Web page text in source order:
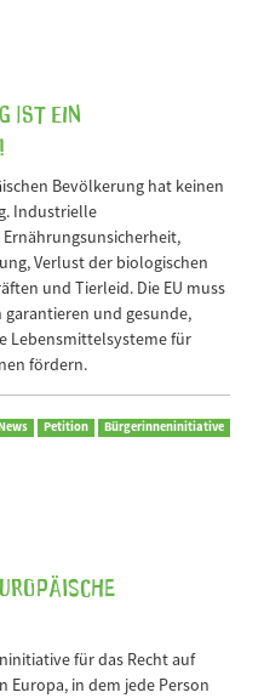
ist ein
Bevölkerung hat keinen
Industrielle
Verlust der biologischen
und Tierleid. Die EU muss
garantieren und gesunde,
Lebensmittelsysteme für
fördern.
Petition Bürgerinneninitiative
Europäische
für das Recht auf
Europa, in dem jede Person